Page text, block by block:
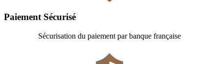
Paiement Sécurisé
Sécurisation du paiement par banque française